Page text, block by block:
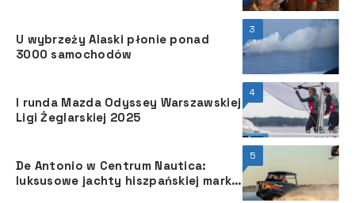
3
U wybrzeży Alaski płonie ponad
3000 samochodów
4
I runda Mazda Odyssey Warszawskiej
Ligi Żeglarskiej 2025
5
De Antonio w Centrum Nautica:
luksusowe jachty hiszpańskiej marki